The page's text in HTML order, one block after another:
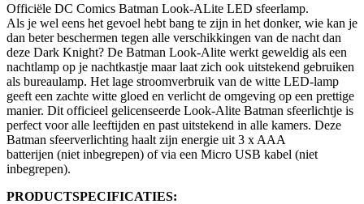
Officiële DC Comics Batman Look-ALite LED sfeerlamp.
Als je wel eens het gevoel hebt bang te zijn in het donker, wie kan je
dan beter beschermen tegen alle verschikkingen van de nacht dan
deze Dark Knight? De Batman Look-Alite werkt geweldig als een
nachtlamp op je nachtkastje maar laat zich ook uitstekend gebruiken
als bureaulamp. Het lage stroomverbruik van de witte LED-lamp
geeft een zachte witte gloed en verlicht de omgeving op een prettige
manier. Dit officieel gelicenseerde Look-Alite Batman sfeerlichtje is
perfect voor alle leeftijden en past uitstekend in alle kamers. Deze
Batman sfeerverlichting haalt zijn energie uit 3 x AAA
batterijen (niet inbegrepen) of via een Micro USB kabel (niet
inbegrepen).
PRODUCTSPECIFICATIES: